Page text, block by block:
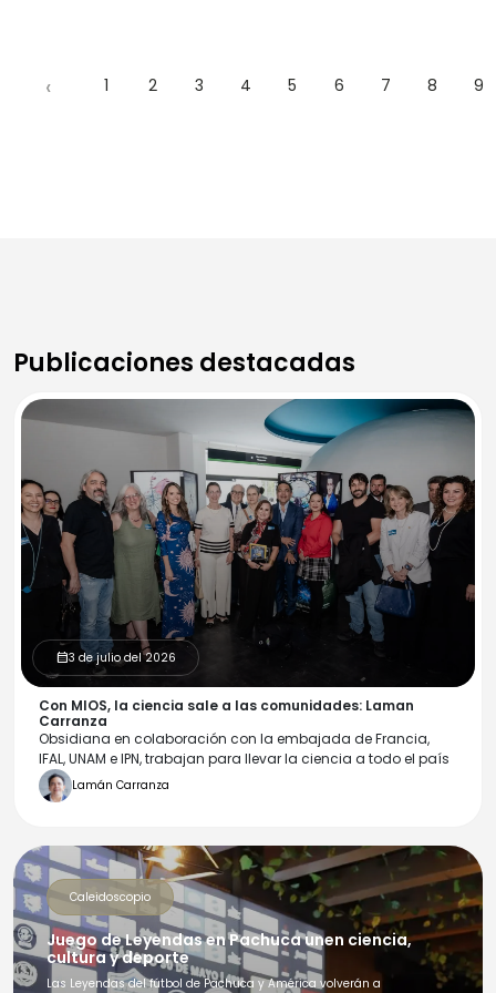
‹ 1 2 3 4 5 6 7 8 9
Publicaciones destacadas
calendar_month3 de julio del 2026
Con MIOS, la ciencia sale a las comunidades: Laman
Carranza
Obsidiana en colaboración con la embajada de Francia,
IFAL, UNAM e IPN, trabajan para llevar la ciencia a todo el país
Lamán Carranza
Caleidoscopio
Juego de Leyendas en Pachuca unen ciencia,
cultura y deporte
Las Leyendas del fútbol de Pachuca y América volverán a